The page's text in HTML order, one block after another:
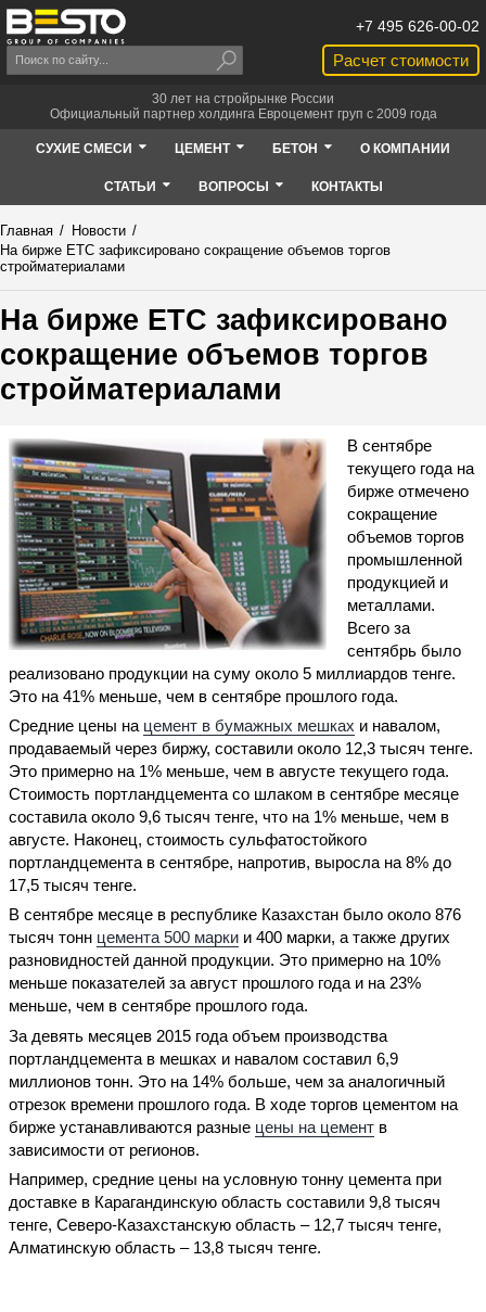
Расчет стоимости
+7 495 626-00-02
30 лет на стройрынке России
Официальный партнер холдинга Евроцемент груп с 2009 года
СУХИЕ СМЕСИ ЦЕМЕНТ БЕТОН О КОМПАНИИ
СТАТЬИ ВОПРОСЫ КОНТАКТЫ
Главная / Новости /
На бирже ЕТС зафиксировано сокращение объемов торгов
стройматериалами
На бирже ЕТС зафиксировано
сокращение объемов торгов
стройматериалами
В сентябре
текущего года на
бирже отмечено
сокращение
объемов торгов
промышленной
продукцией и
металлами.
Всего за
сентябрь было
реализовано продукции на суму около 5 миллиардов тенге.
Это на 41% меньше, чем в сентябре прошлого года.
Средние цены на цемент в бумажных мешках и навалом,
продаваемый через биржу, составили около 12,3 тысяч тенге.
Это примерно на 1% меньше, чем в августе текущего года.
Стоимость портландцемента со шлаком в сентябре месяце
составила около 9,6 тысяч тенге, что на 1% меньше, чем в
августе. Наконец, стоимость сульфатостойкого
портландцемента в сентябре, напротив, выросла на 8% до
17,5 тысяч тенге.
В сентябре месяце в республике Казахстан было около 876
тысяч тонн цемента 500 марки и 400 марки, а также других
разновидностей данной продукции. Это примерно на 10%
меньше показателей за август прошлого года и на 23%
меньше, чем в сентябре прошлого года.
За девять месяцев 2015 года объем производства
портландцемента в мешках и навалом составил 6,9
миллионов тонн. Это на 14% больше, чем за аналогичный
отрезок времени прошлого года. В ходе торгов цементом на
бирже устанавливаются разные цены на цемент в
зависимости от регионов.
Например, средние цены на условную тонну цемента при
доставке в Карагандинскую область составили 9,8 тысяч
тенге, Северо-Казахстанскую область – 12,7 тысяч тенге,
Алматинскую область – 13,8 тысяч тенге.